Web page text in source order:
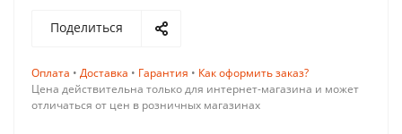
Поделиться
Оплата • Доставка • Гарантия • Как оформить заказ?
Цена действительна только для интернет-магазина и может
отличаться от цен в розничных магазинах